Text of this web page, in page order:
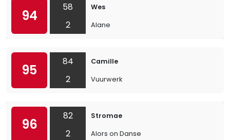
94
58
2
Wes
Alane
95
84
2
Camille
Vuurwerk
96
82
2
Stromae
Alors on Danse